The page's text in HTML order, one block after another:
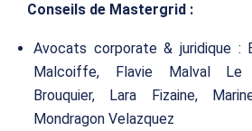
Conseils de Mastergrid :
Avocats corporate & juridique :
Malcoiffe, Flavie Malval Le
Brouquier, Lara Fizaine,
Mondragon Velazquez